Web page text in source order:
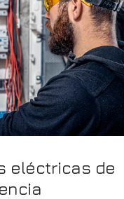
eléctricas de